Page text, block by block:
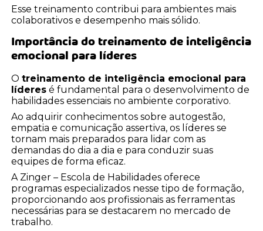
Esse treinamento contribui para ambientes mais
colaborativos e desempenho mais sólido.
Importância dotreinamento de inteligência
emocional para líderes
Otreinamento de inteligência emocional para
líderes é fundamental para o desenvolvimento de
habilidades essenciais no ambiente corporativo.
Ao adquirir conhecimentos sobre autogestão,
empatia e comunicação assertiva, os líderes se
tornam mais preparados para lidar com as
demandas do dia a dia e para conduzir suas
equipes de forma eficaz.
A Zinger – Escola de Habilidades oferece
programas especializados nesse tipo de formação,
proporcionando aos profissionais as ferramentas
necessárias para se destacarem no mercado de
trabalho.